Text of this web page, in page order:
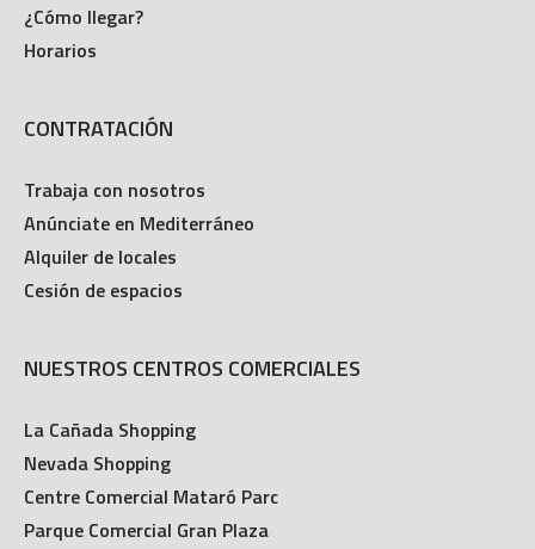
¿Cómo llegar?
Horarios
CONTRATACIÓN
Trabaja con nosotros
Anúnciate en Mediterráneo
Alquiler de locales
Cesión de espacios
NUESTROS CENTROS COMERCIALES
La Cañada Shopping
Nevada Shopping
Centre Comercial Mataró Parc
Parque Comercial Gran Plaza